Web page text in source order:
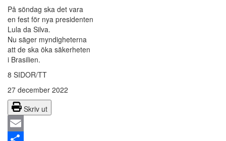
På söndag ska det vara
en fest för nya presidenten
Lula da Silva.
Nu säger myndigheterna
att de ska öka säkerheten
i Brasilien.
8 SIDOR/TT
27 december 2022
Skriv ut